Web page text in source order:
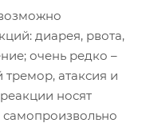
диарея, рвота,
очень редко –
атаксия и
носят